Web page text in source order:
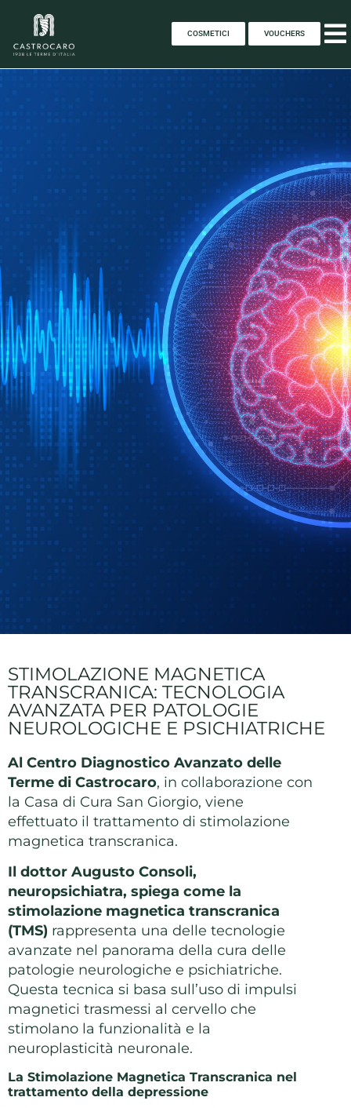
COSMETICI VOUCHERS
STIMOLAZIONE MAGNETICA
TRANSCRANICA: TECNOLOGIA
AVANZATA PER PATOLOGIE
NEUROLOGICHE E PSICHIATRICHE
Al Centro Diagnostico Avanzato delle
Terme di Castrocaro, in collaborazione con
la Casa di Cura San Giorgio, viene
effettuato il trattamento di stimolazione
magnetica transcranica.
Il dottor Augusto Consoli,
neuropsichiatra, spiega come la
stimolazione magnetica transcranica
(TMS) rappresenta una delle tecnologie
avanzate nel panorama della cura delle
patologie neurologiche e psichiatriche.
Questa tecnica si basa sull’uso di impulsi
magnetici trasmessi al cervello che
stimolano la funzionalità e la
neuroplasticità neuronale.
La Stimolazione Magnetica Transcranica nel
trattamento della depressione